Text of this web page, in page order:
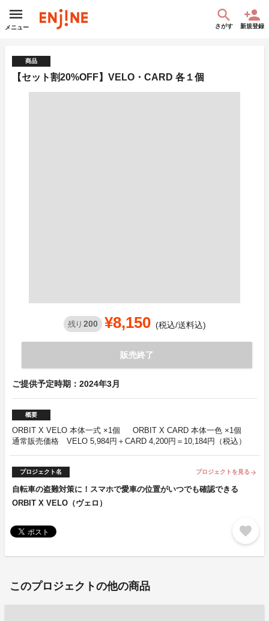
メニュー さがす 新規登録
商品
【セット割20%OFF】VELO・CARD 各１個
残り 200 ¥8,150 (税込/送料込)
販売終了
ご提供予定時期：2024年3月
概要
ORBIT X VELO 本体一式 ×1個 ORBIT X CARD 本体一色 ×1個
通常販売価格 VELO 5,984円＋CARD 4,200円＝10,184円（税込）
プロジェクト名 プロジェクトを見る arrow_forward
自転車の盗難対策に！スマホで愛車の位置がいつでも確認できる
ORBIT X VELO（ヴェロ）
favorite
このプロジェクトの他の商品